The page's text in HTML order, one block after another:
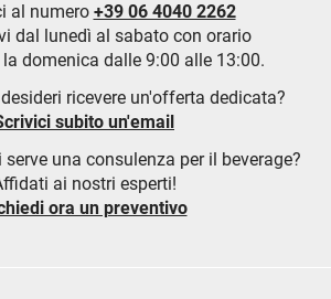
al numero +39 06 4040 2262
dal lunedì al sabato con orario
domenica dalle 9:00 alle 13:00.
ricevere un'offerta dedicata?
subito un'email
una consulenza per il beverage?
ai nostri esperti!
ora un preventivo